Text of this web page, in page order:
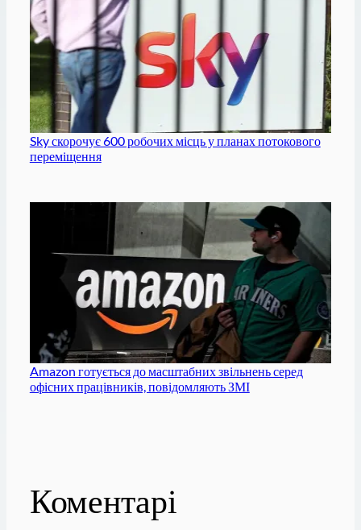
Sky скорочує 600 робочих місць у планах потокового
переміщення
Amazon готується до масштабних звільнень серед
офісних працівників, повідомляють ЗМІ
Коментарі